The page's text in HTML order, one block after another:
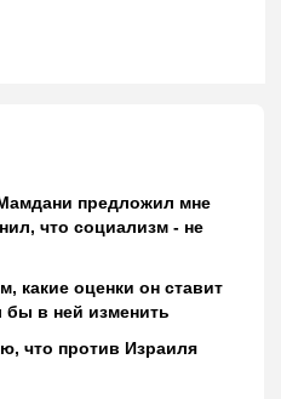
предложил мне
что социализм - не
какие оценки он ставит
бы в ней изменить
что против Израиля